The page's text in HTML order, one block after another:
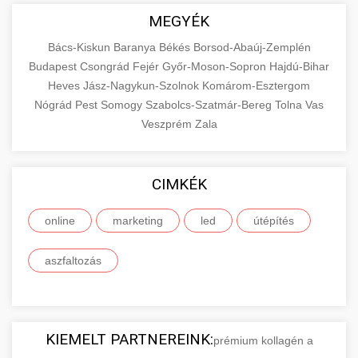
MEGYÉK
Bács-Kiskun Baranya Békés Borsod-Abaúj-Zemplén
Budapest Csongrád Fejér Győr-Moson-Sopron Hajdú-Bihar
Heves Jász-Nagykun-Szolnok Komárom-Esztergom
Nógrád Pest Somogy Szabolcs-Szatmár-Bereg Tolna Vas
Veszprém Zala
CIMKÉK
online marketing led útépítés
aszfaltozás
KIEMELT PARTNEREINK:prémium kollagén a